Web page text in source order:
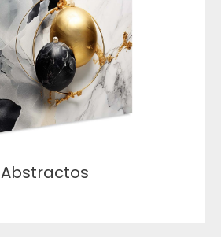
Abstractos